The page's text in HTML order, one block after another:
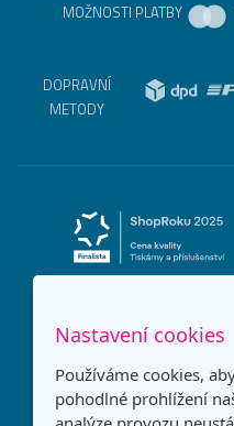
MOŽNOSTI PLATBY
DOPRAVNÍ
METODY
Nastavení cookies
Používáme cookies,
pohodlné prohlížení